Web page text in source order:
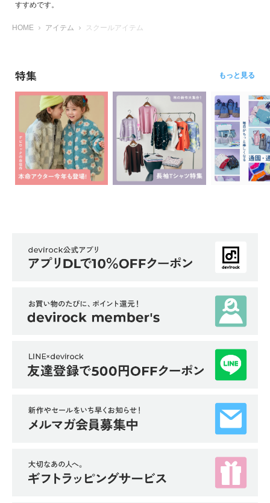
すすめです。
HOME アイテム スクールアイテム
特集 もっと見る